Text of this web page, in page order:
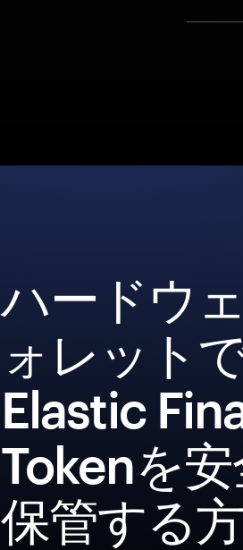
ハードウ
ォレット
Elastic
Tokenを安
保管する